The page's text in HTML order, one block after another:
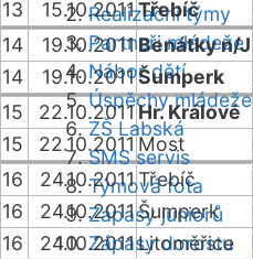
Realizační týmy
Partneři mládeže
Nábor dětí
Úspěchy mládeže
ZŠ Labská
SMS servis
Týmová fota
Zápasy juniorů
Zápasy dorostu
13
15.10.2011Třebíč
14
19.10.2011Benátky n/J
14
19.10.2011Šumperk
15
22.10.2011Hr. Králové
15
22.10.2011Most
16
24.10.2011Třebíč
16
24.10.2011Šumperk
16
24.10.2011Litoměřice